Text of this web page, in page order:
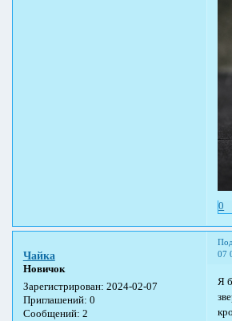
0
07
Чайка
Новичок
Зарегистрирован: 2024-02-07
Приглашений: 0
Сообщений: 2
Я